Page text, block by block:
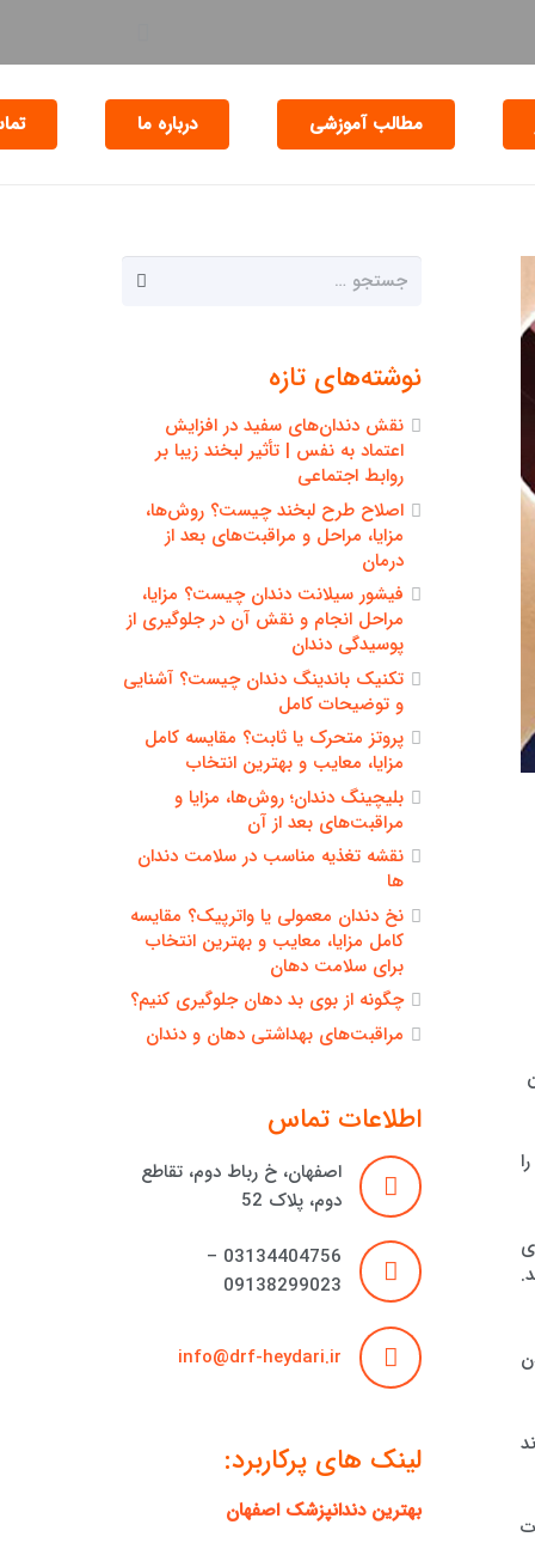
مطالب آموزشی درباره ما
جستجو
برای:
نوشته‌های تازه
نقش دندان‌های سفید در افزایش
اعتماد به نفس | تأثیر لبخند زیبا بر
روابط اجتماعی
اصلاح طرح لبخند چیست؟ روش‌ها،
مزایا، مراحل و مراقبت‌های بعد از
درمان
فیشور سیلانت دندان چیست؟ مزایا،
مراحل انجام و نقش آن در جلوگیری از
پوسیدگی دندان
تکنیک باندینگ دندان چیست؟ آشنایی
و توضیحات کامل
پروتز متحرک یا ثابت؟ مقایسه کامل
مزایا، معایب و بهترین انتخاب
بلیچینگ دندان؛ روش‌ها، مزایا و
مراقبت‌های بعد از آن
نقشه تغذیه مناسب در سلامت دندان
ها
نخ دندان معمولی یا واترپیک؟ مقایسه
کامل مزایا، معایب و بهترین انتخاب
برای سلامت دهان
چگونه از بوی بد دهان جلوگیری کنیم؟
مراقبت‌های بهداشتی دهان و دندان
اطلاعات تماس
اصفهان، خ رباط دوم، تقاطع
دوم، پلاک 52
03134404756 –
09138299023
info@drf-heydari.ir
لینک های پرکاربرد:
بهترین دندانپزشک اصفهان